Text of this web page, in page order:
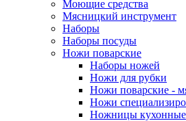
Моющие средства
Мясницкий инструмент
Наборы
Наборы посуды
Ножи поварские
Наборы ножей
Ножи для рубки
Ножи поварские -
Ножи
Ножницы кухонные